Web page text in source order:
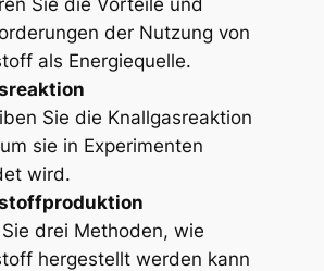
der Nutzung von
als Energiequelle.
Sie die Knallgasreaktion
sie in Experimenten
wird.
drei Methoden, wie
hergestellt werden kann